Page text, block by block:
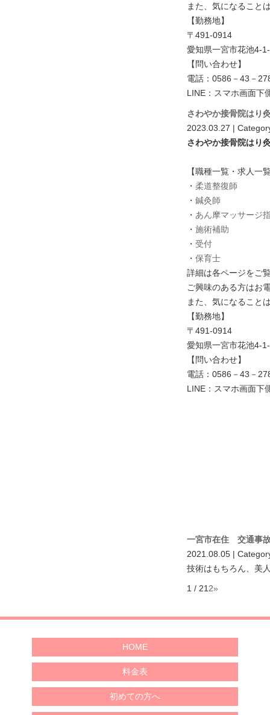
また、気になること
【勤務地】
〒491-0914
愛知県一宮市花池4-
【問い合わせ】
電話：0586－43－
LINE：スマホ画面下
さわやか接骨院はり
2023.03.27 |
さわやか接骨院はり
【職種一覧・求人一
・ 柔道整復師
・ 鍼灸師
・ あん摩マッサージ
・ 施術補助
・ 受付
・ 保育士
詳細は各ページをご
ご興味のある方はお
また、気になること
【勤務地】
〒491-0914
愛知県一宮市花池4-
【問い合わせ】
電話：0586－43－
LINE：スマホ画面下
一宮市在住 交通事
2021.08.05 |
技術はもちろん、美
1 / 212»
HOME
料金表
初めての方へ